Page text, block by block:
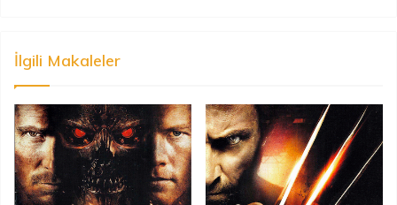
İlgili Makaleler